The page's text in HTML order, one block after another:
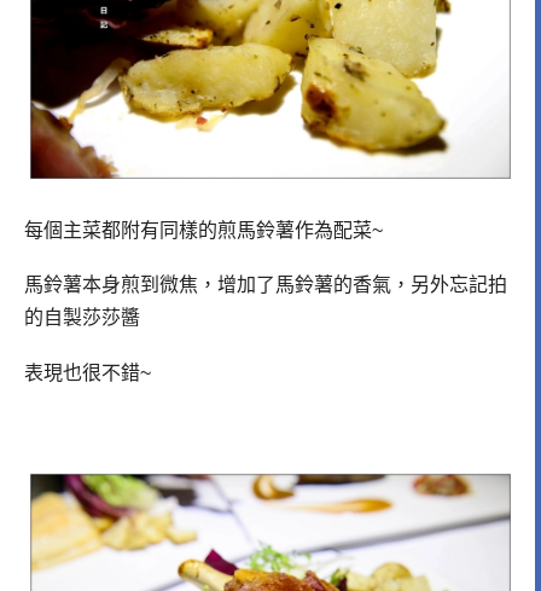
每個主菜都附有同樣的煎馬鈴薯作為配菜~
馬鈴薯本身煎到微焦，增加了馬鈴薯的香氣，另外忘記拍
的自製莎莎醬
表現也很不錯~